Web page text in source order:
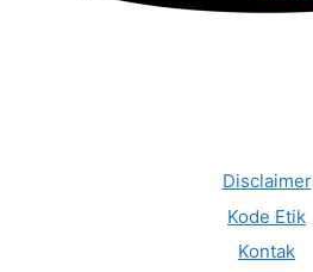
Disclaimer
Kode Etik
Kontak